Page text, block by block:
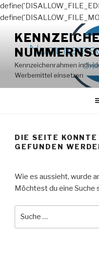
Inhalt
springen
Kennzeichenrahmen
Werbemittel einsetzen
DIE SEITE
GEFUNDEN
Wie es aussieht, wurde
Möchtest du eine Suche